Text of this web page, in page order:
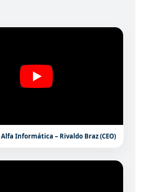
Informática – Rivaldo Braz (CEO)